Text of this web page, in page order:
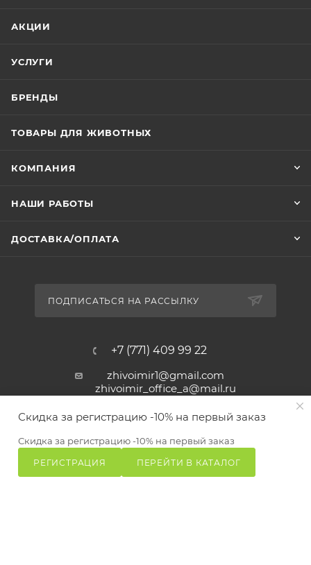
АКЦИИ
УСЛУГИ
БРЕНДЫ
ТОВАРЫ ДЛЯ ЖИВОТНЫХ
КОМПАНИЯ
НАШИ РАБОТЫ
ДОСТАВКА/ОПЛАТА
ПОДПИСАТЬСЯ НА РАССЫЛКУ
+7 (771) 409 99 22
zhivoimir1@gmail.com
zhivoimir_office_a@mail.ru
Алматы, ул. Толе би, д. 160
Скидка за регистрацию -10% на первый заказ
Скидка за регистрацию -10% на первый заказ
РЕГИСТРАЦИЯ
ПЕРЕЙТИ В КАТАЛОГ
Главная
Избранные Каталог Сравнение Корзина